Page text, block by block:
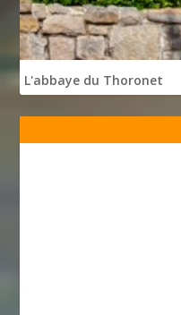
L'abbaye du Thoronet